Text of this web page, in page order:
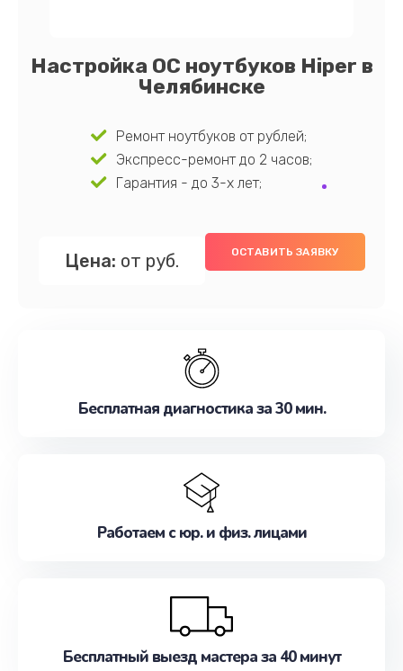
Настройка ОС ноутбуков Hiper в
Челябинске
Ремонт ноутбуков от рублей;
Экспресс-ремонт до 2 часов;
Гарантия - до 3-х лет;
Цена: от руб. ОСТАВИТЬ ЗАЯВКУ
Бесплатная диагностика за 30 мин.
Работаем с юр. и физ. лицами
Бесплатный выезд мастера за 40 минут